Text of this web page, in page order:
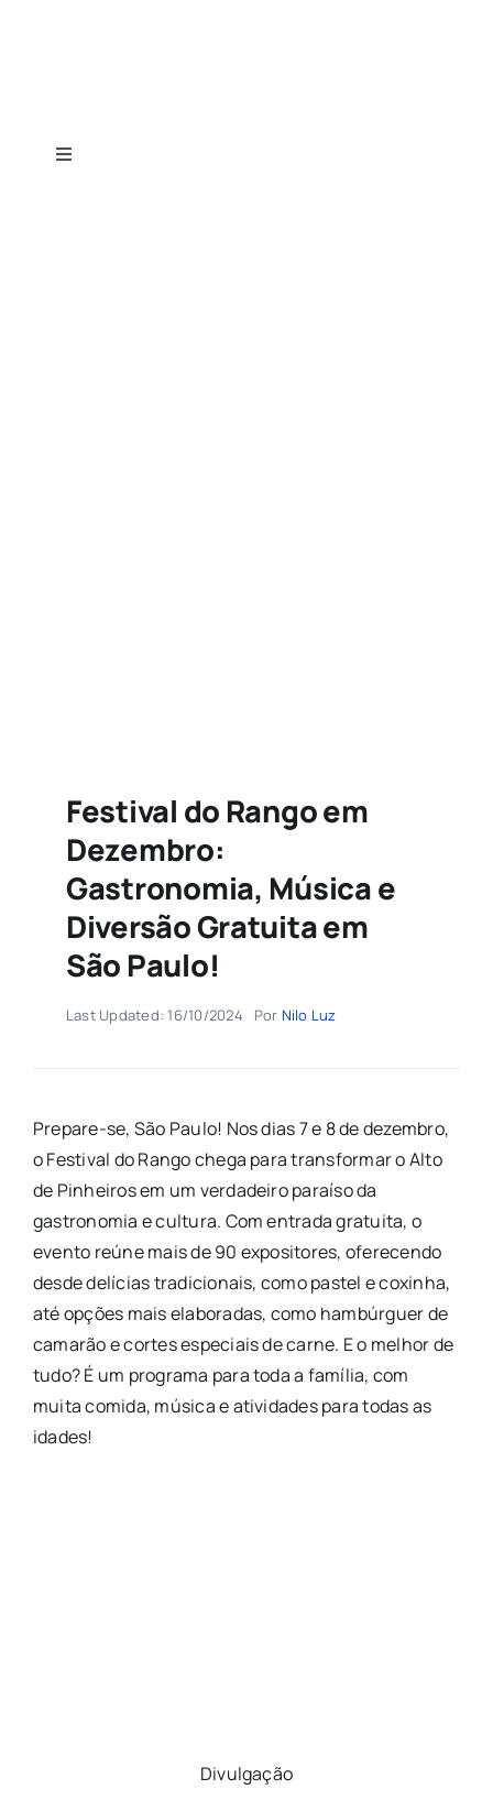
Toggle
Festival do Rango em
Dezembro:
Gastronomia, Música e
Diversão Gratuita em
São Paulo!
Last Updated: 16/10/2024 Por Nilo Luz
Prepare-se, São Paulo! Nos dias 7 e 8 de dezembro,
o Festival do Rango chega para transformar o Alto
de Pinheiros em um verdadeiro paraíso da
gastronomia e cultura. Com entrada gratuita, o
evento reúne mais de 90 expositores, oferecendo
desde delícias tradicionais, como pastel e coxinha,
até opções mais elaboradas, como hambúrguer de
camarão e cortes especiais de carne. E o melhor de
tudo? É um programa para toda a família, com
muita comida, música e atividades para todas as
idades!
Divulgação